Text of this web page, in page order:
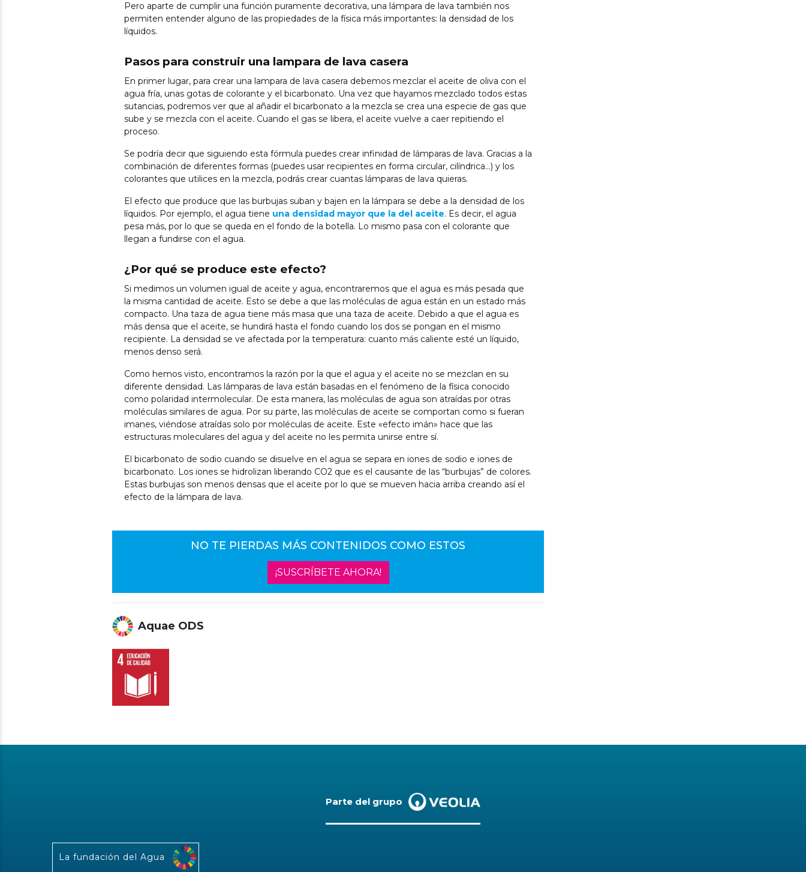
Pero aparte de cumplir una función puramente decorativa, una lámpara de lava también nos
permiten entender alguno de las propiedades de la física más importantes: la densidad de los
líquidos.
Pasos para construir una lampara de lava casera
En primer lugar, para crear una lampara de lava casera debemos mezclar el aceite de oliva con el
agua fría, unas gotas de colorante y el bicarbonato. Una vez que hayamos mezclado todos estas
sutancias, podremos ver que al añadir el bicarbonato a la mezcla se crea una especie de gas que
sube y se mezcla con el aceite. Cuando el gas se libera, el aceite vuelve a caer repitiendo el
proceso.
Se podría decir que siguiendo esta fórmula puedes crear infinidad de lámparas de lava. Gracias a la
combinación de diferentes formas (puedes usar recipientes en forma circular, cilíndrica…) y los
colorantes que utilices en la mezcla, podrás crear cuantas lámparas de lava quieras.
El efecto que produce que las burbujas suban y bajen en la lámpara se debe a la densidad de los
líquidos. Por ejemplo, el agua tiene una densidad mayor que la del aceite. Es decir, el agua
pesa más, por lo que se queda en el fondo de la botella. Lo mismo pasa con el colorante que
llegan a fundirse con el agua.
¿Por qué se produce este efecto?
Si medimos un volumen igual de aceite y agua, encontraremos que el agua es más pesada que
la misma cantidad de aceite. Esto se debe a que las moléculas de agua están en un estado más
compacto. Una taza de agua tiene más masa que una taza de aceite. Debido a que el agua es
más densa que el aceite, se hundirá hasta el fondo cuando los dos se pongan en el mismo
recipiente. La densidad se ve afectada por la temperatura: cuanto más caliente esté un líquido,
menos denso será.
Como hemos visto, encontramos la razón por la que el agua y el aceite no se mezclan en su
diferente densidad. Las lámparas de lava están basadas en el fenómeno de la física conocido
como polaridad intermolecular. De esta manera, las moléculas de agua son atraídas por otras
moléculas similares de agua. Por su parte, las moléculas de aceite se comportan como si fueran
imanes, viéndose atraídas solo por moléculas de aceite. Este «efecto imán» hace que las
estructuras moleculares del agua y del aceite no les permita unirse entre sí.
El bicarbonato de sodio cuando se disuelve en el agua se separa en iones de sodio e iones de
bicarbonato. Los iones se hidrolizan liberando CO2 que es el causante de las “burbujas” de colores.
Estas burbujas son menos densas que el aceite por lo que se mueven hacia arriba creando así el
efecto de la lámpara de lava.
NO TE PIERDAS MÁS CONTENIDOS COMO ESTOS
¡SUSCRÍBETE AHORA!
Aquae ODS
Parte del grupo
La fundación del Agua